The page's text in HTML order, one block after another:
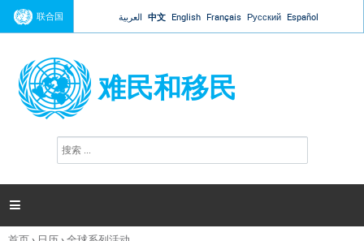
Jump to navigation
联合国 العربية 中文 English Français Русский Español
难民和移民
搜
索
